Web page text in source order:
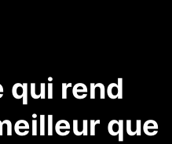
qui rend
que